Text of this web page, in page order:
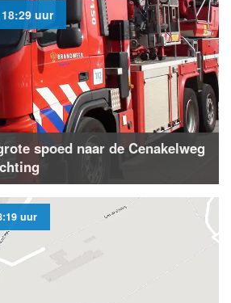
uur
spoed naar de Cenakelweg
uur